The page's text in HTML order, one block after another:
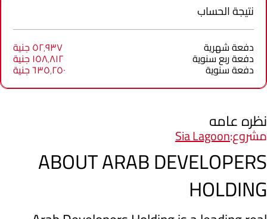
نتيجة الحساب
دفعة شهرية ٥٢٬٩٣٧ جنية
دفعة ربع سنوية ١٥٨٬٨١٢ جنية
دفعة سنوية ٦٣٥٬٢٥٠ جنية
نظره عامه
مشروع:Sia Lagoon
ABOUT ARAB DEVELOPERS
HOLDING